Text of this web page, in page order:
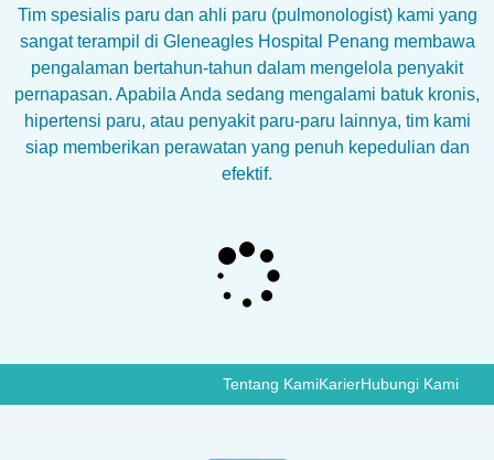
Tim spesialis paru dan ahli paru (pulmonologist) kami yang
sangat terampil di Gleneagles Hospital Penang membawa
pengalaman bertahun-tahun dalam mengelola penyakit
pernapasan. Apabila Anda sedang mengalami batuk kronis,
hipertensi paru, atau penyakit paru-paru lainnya, tim kami
siap memberikan perawatan yang penuh kepedulian dan
efektif.
Tentang KamiKarierHubungi Kami